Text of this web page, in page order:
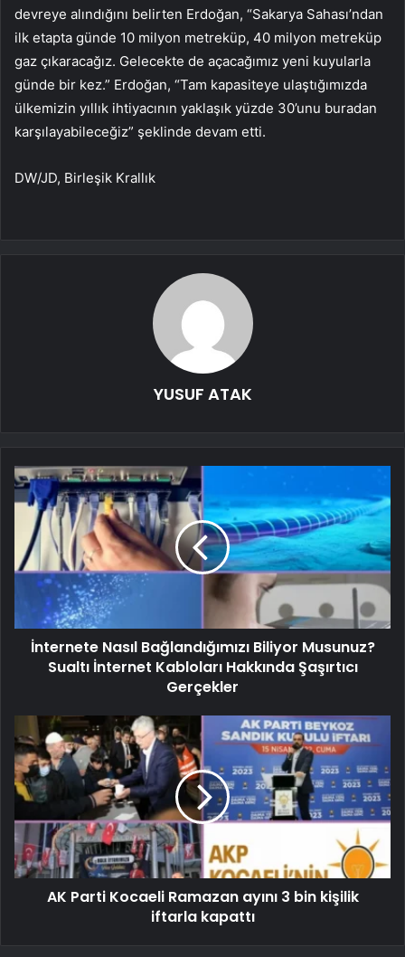
devreye alındığını belirten Erdoğan, “Sakarya Sahası’ndan
ilk etapta günde 10 milyon metreküp, 40 milyon metreküp
gaz çıkaracağız. Gelecekte de açacağımız yeni kuyularla
günde bir kez.” Erdoğan, “Tam kapasiteye ulaştığımızda
ülkemizin yıllık ihtiyacının yaklaşık yüzde 30’unu buradan
karşılayabileceğiz” şeklinde devam etti.
DW/JD, Birleşik Krallık
YUSUF ATAK
İnternete Nasıl Bağlandığımızı Biliyor Musunuz?
Sualtı İnternet Kabloları Hakkında Şaşırtıcı
Gerçekler
AK Parti Kocaeli Ramazan ayını 3 bin kişilik
iftarla kapattı